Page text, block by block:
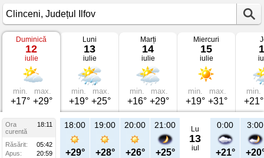
Vremea
Clinceni
iulie
2026
Județul
Ilfov
Duminică
12
iulie
min.
+17°
max.
+29°
Luni
13
iulie
min.
+19°
max.
+25°
Marți
14
iulie
min.
+16°
max.
+29°
Miercuri
15
iulie
min.
+19°
max.
+31°
min.
+21°
Ora
18:11
curentă
Răsărit:
05:42
Apus:
20:59
18:00
+29°
19:00
+28°
20:00
+26°
21:00
+25°
Lu
13
iul
0:00
+21°
3:00